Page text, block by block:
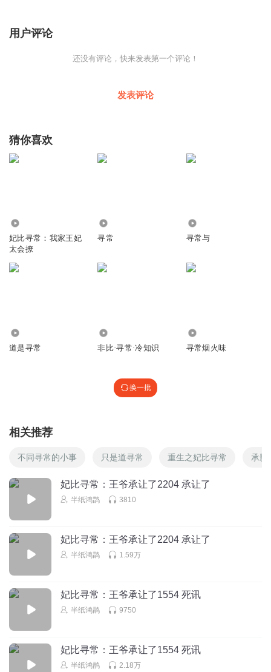
用户评论
还没有评论，快来发表第一个评论！
发表评论
猜你喜欢
妃比寻常：我家王妃
太会撩
寻常 寻常与
道是寻常 非比·寻常·冷知识 寻常烟火味
换一批
相关推荐
不同寻常的小事 只是道寻常 重生之妃比寻常 承影
妃比寻常：王爷承让了2204 承让了
半纸鸿鹊 3810
妃比寻常：王爷承让了2204 承让了
半纸鸿鹊 1.59万
妃比寻常：王爷承让了1554 死讯
半纸鸿鹊 9750
妃比寻常：王爷承让了1554 死讯
半纸鸿鹊 2.18万